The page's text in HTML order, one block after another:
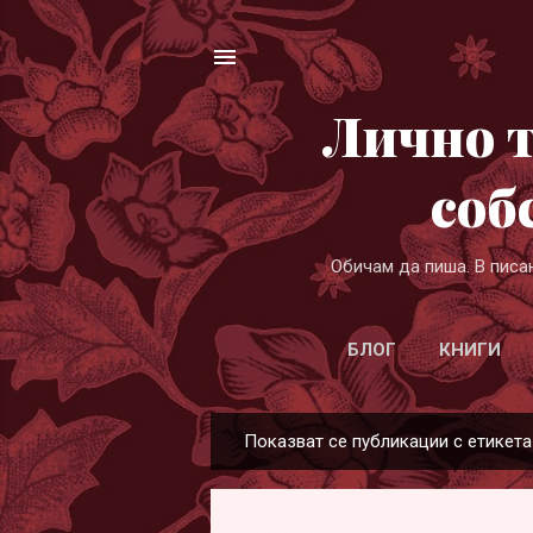
Лично
Обичам да пиша. В
БЛОГ КНИГИ
у
Показват се публикации с етикета